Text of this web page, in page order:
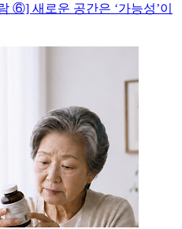
⑥] 새로운 공간은 ‘가능성’이